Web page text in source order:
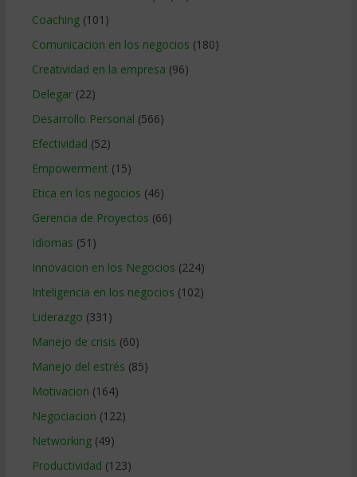
Coaching(101)
Comunicacion en los negocios (180)
Creatividad en la empresa (96)
Delegar(22)
Desarrollo Personal (566)
Efectividad (52)
Empowerment (15)
Etica en los negocios (46)
Gerencia de Proyectos (66)
Idiomas (51)
Innovacion en los Negocios (224)
Inteligencia en los negocios (102)
Liderazgo (331)
Manejo de crisis (60)
Manejo del estrés (85)
Motivacion (164)
Negociacion (122)
Networking(49)
Productividad (123)